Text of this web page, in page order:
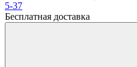
Бесплатная доставка